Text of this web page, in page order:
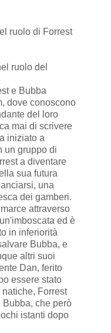
ruolo di Forrest
ruolo del
e Bubba
dove conoscono
del loro
mai di scrivere
iniziato a
un gruppo di
a diventare
sua futura
una
dei gamberi.
attraverso
ed è
in inferiorità
Bubba, e
altri suoi
Dan, ferito
essere stato
Forrest
Bubba, che però
istanti dopo